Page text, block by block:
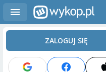
ZALOGUJ SIĘ